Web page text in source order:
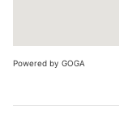
Powered by GOGA